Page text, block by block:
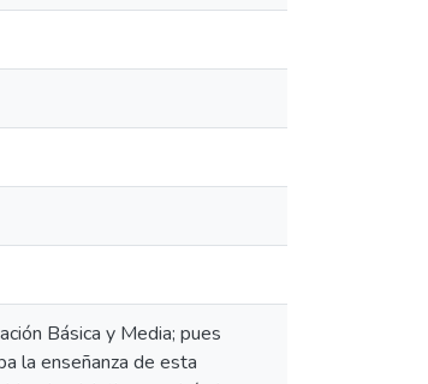
Básica y Media; pues
la enseñanza de esta